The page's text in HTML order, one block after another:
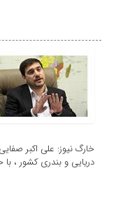
خارگ نیوز: علی اکبر
دریایی و بندری کشور ،